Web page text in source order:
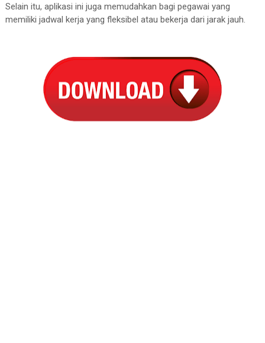
Selain itu, aplikasi ini juga memudahkan bagi pegawai yang
memiliki jadwal kerja yang fleksibel atau bekerja dari jarak jauh.